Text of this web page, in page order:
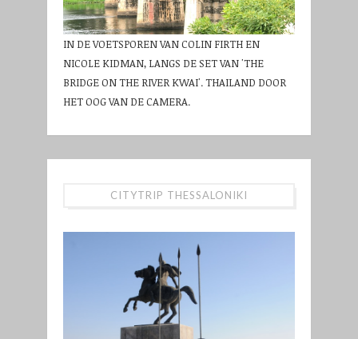
IN DE VOETSPOREN VAN COLIN FIRTH EN
NICOLE KIDMAN, LANGS DE SET VAN 'THE
BRIDGE ON THE RIVER KWAI'. THAILAND DOOR
HET OOG VAN DE CAMERA.
CITYTRIP THESSALONIKI